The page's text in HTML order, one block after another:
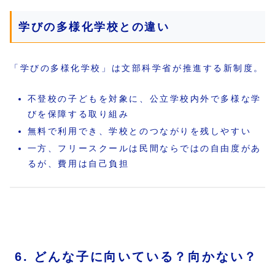
学びの多様化学校との違い
「学びの多様化学校」は文部科学省が推進する新制度。
不登校の子どもを対象に、公立学校内外で多様な学
びを保障する取り組み
無料で利用でき、学校とのつながりを残しやすい
一方、フリースクールは民間ならではの自由度があ
るが、費用は自己負担
6. どんな子に向いている？向かない？